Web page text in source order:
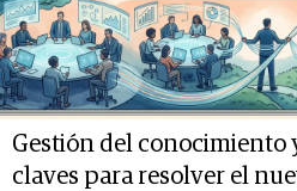
Gestión del conocimiento
claves para resolver el